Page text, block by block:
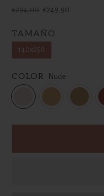
€294,00Precio
€249,90
TAMAÑO
140x250
COLOR Nude